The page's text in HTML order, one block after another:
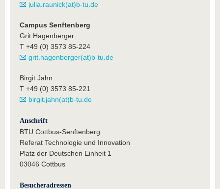
julia.raunick(at)b-tu.de
Campus Senftenberg
Grit Hagenberger
T +49 (0) 3573 85-224
grit.hagenberger(at)b-tu.de
Birgit Jahn
T +49 (0) 3573 85-221
birgit.jahn(at)b-tu.de
Anschrift
BTU Cottbus-Senftenberg
Referat Technologie und Innovation
Platz der Deutschen Einheit 1
03046 Cottbus
Besucheradressen